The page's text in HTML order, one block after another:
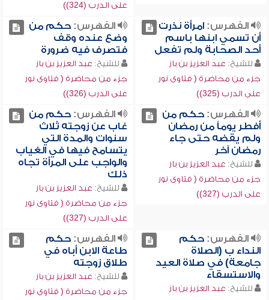
على الدرب (324))
الفهرس:امرأة نذرت
أن تسمي ابنها باسم
أحد الصحابة ولم تفعل
للشيخ: عبد العزيز بن باز
جزء من محاضرة ( فتاوى نور
على الدرب (325))
الفهرس:حكم من
وضع عنده وقف
فتصرف فيه ضرورة
للشيخ: عبد العزيز بن باز
جزء من محاضرة ( فتاوى نور
على الدرب (326))
الفهرس:حكم من
أفطر يوماً من رمضان
ولم يقضه حتى جاء
رمضان آخر
للشيخ: عبد العزيز بن باز
جزء من محاضرة ( فتاوى نور
على الدرب (327))
الفهرس:حكم من
غاب عن زوجته ثلاث
سنوات والمدة التي
يتسامح فيها في الغياب
والواجب على المرأة تجاه
ذلك
للشيخ: عبد العزيز بن باز
جزء من محاضرة ( فتاوى نور
على الدرب (327))
الفهرس:حكم
النداء ب (الصلاة
جامعة) في صلاة العيد
والاستسقاء
للشيخ: عبد العزيز بن باز
الفهرس:حكم
طاعة الابن أباه في
طلاق زوجته
للشيخ: عبد العزيز بن باز
جزء من محاضرة ( فتاوى نور